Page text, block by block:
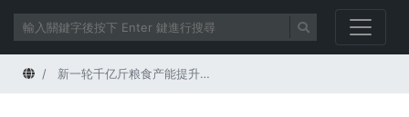
首頁 新一轮千亿斤粮食产能提升行动启查包養網站比較动实施——拓展粮食增产新空间_中国网